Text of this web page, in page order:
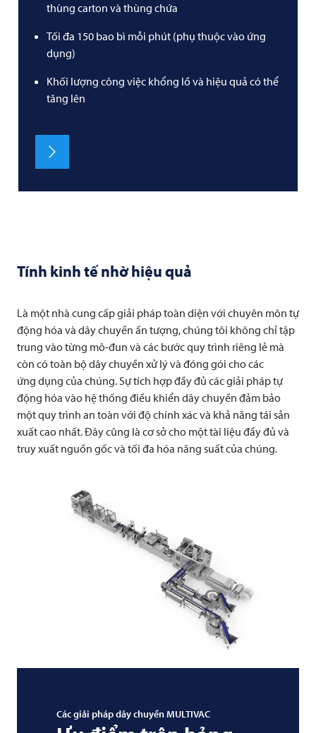
thùng carton và thùng chứa
Tối đa 150 bao bì mỗi phút (phụ thuộc vào ứng
dụng)
Khối lượng công việc khổng lồ và hiệu quả có thể
tăng lên
Tính kinh tế nhờ hiệu quả
Là một nhà cung cấp giải pháp toàn diện với chuyên môn tự
động hóa và dây chuyền ấn tượng, chúng tôi không chỉ tập
trung vào từng mô-đun và các bước quy trình riêng lẻ mà
còn có toàn bộ dây chuyền xử lý và đóng gói cho các
ứng dụng của chúng. Sự tích hợp đầy đủ các giải pháp tự
động hóa vào hệ thống điều khiển dây chuyền đảm bảo
một quy trình an toàn với độ chính xác và khả năng tái sản
xuất cao nhất. Đây cũng là cơ sở cho một tài liệu đầy đủ và
truy xuất nguồn gốc và tối đa hóa năng suất của chúng.
Các giải pháp dây chuyền MULTIVAC